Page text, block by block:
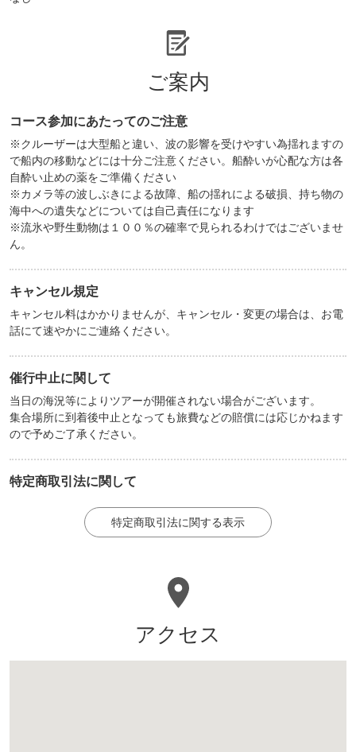
ご案内
コース参加にあたってのご注意
※クルーザーは大型船と違い、波の影響を受けやすい為揺れますの
で船内の移動などには十分ご注意ください。船酔いが心配な方は各
自酔い止めの薬をご準備ください
※カメラ等の波しぶきによる故障、船の揺れによる破損、持ち物の
海中への遺失などについては自己責任になります
※流氷や野生動物は１００％の確率で見られるわけではございませ
ん。
キャンセル規定
キャンセル料はかかりませんが、キャンセル・変更の場合は、お電
話にて速やかにご連絡ください。
催行中止に関して
当日の海況等によりツアーが開催されない場合がございます。
集合場所に到着後中止となっても旅費などの賠償には応じかねます
ので予めご了承ください。
特定商取引法に関して
特定商取引法に関する表示
アクセス